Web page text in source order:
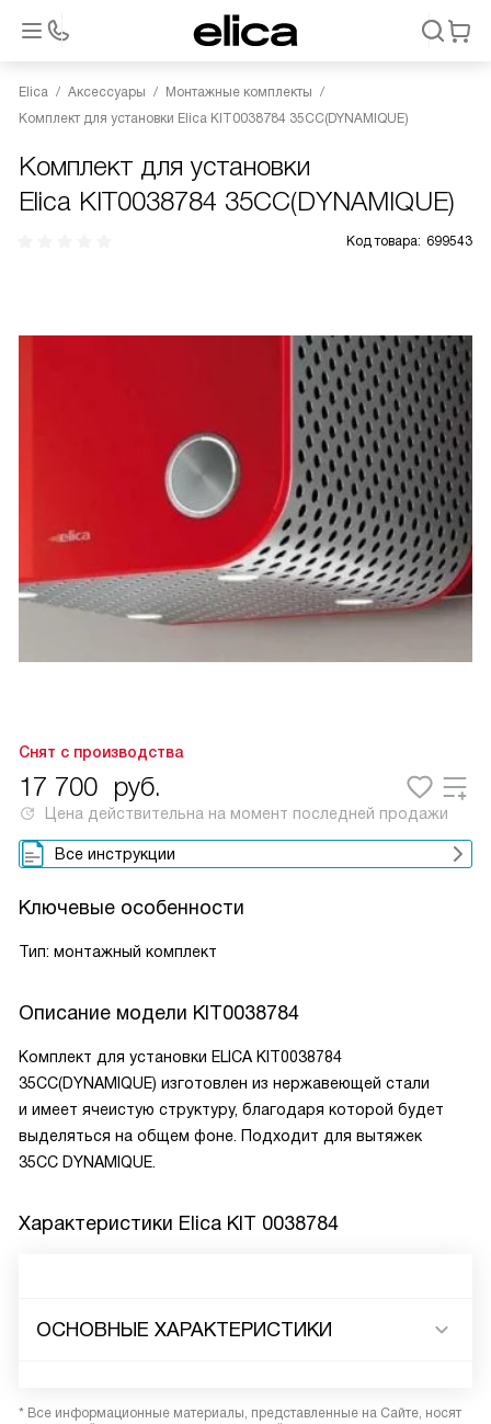
Elica Аксессуары
Монтажные комплекты
Комплект для установки Elica KIT0038784 35CC(DYNAMIQUE)
Комплект для установки
Elica KIT0038784 35CC(DYNAMIQUE)
Код товара: 699543
Снят с производства
17 700 руб.
Цена действительна на момент последней продажи
Все инструкции
Ключевые особенности
Тип: монтажный комплект
Описание модели KIT0038784
Комплект для установки ELICA KIT0038784
35CC(DYNAMIQUE) изготовлен из нержавеющей стали
и имеет ячеистую структуру, благодаря которой будет
выделяться на общем фоне. Подходит для вытяжек
35CC DYNAMIQUE.
Характеристики Elica KIT 0038784
ОСНОВНЫЕ ХАРАКТЕРИСТИКИ
* Все информационные материалы, представленные на Сайте, носят